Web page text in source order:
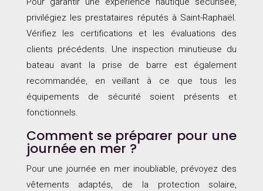
privilégiez les prestataires réputés à Saint-Raphaël.
Vérifiez les certifications et les évaluations des
clients précédents. Une inspection minutieuse du
bateau avant la prise de barre est également
recommandée, en veillant à ce que tous les
équipements de sécurité soient présents et
fonctionnels.
Comment se préparer pour une
journée en mer ?
Pour une journée en mer inoubliable, prévoyez des
vêtements adaptés, de la protection solaire,